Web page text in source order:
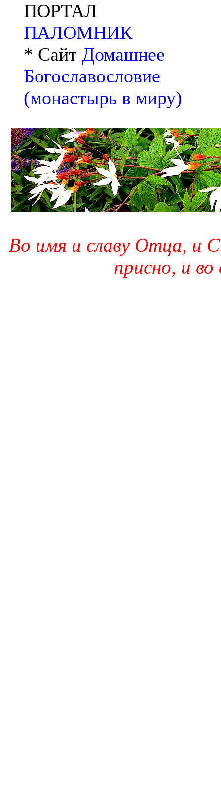
ПОРТАЛ
ПАЛОМНИК
* Сайт Домашнее
Богославословие
(монастырь в миру)
Во имя и славу Отца, и
присно, и во